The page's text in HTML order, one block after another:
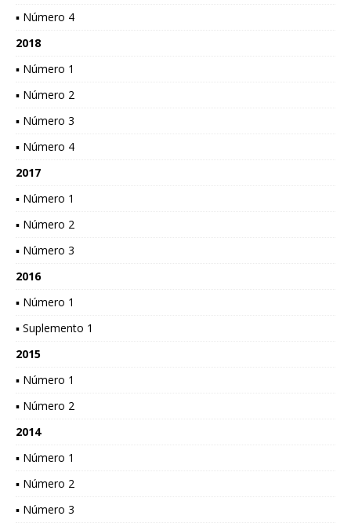
▪ Número 4
2018
▪ Número 1
▪ Número 2
▪ Número 3
▪ Número 4
2017
▪ Número 1
▪ Número 2
▪ Número 3
2016
▪ Número 1
▪ Suplemento 1
2015
▪ Número 1
▪ Número 2
2014
▪ Número 1
▪ Número 2
▪ Número 3